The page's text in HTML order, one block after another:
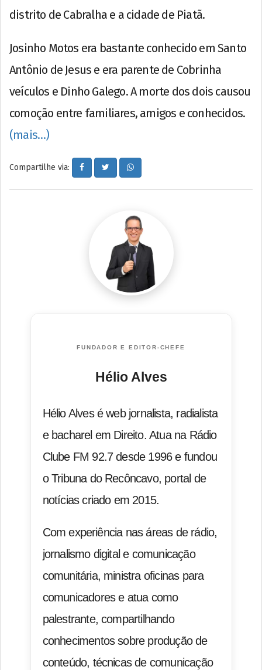
distrito de Cabralha e a cidade de Piatã.
Josinho Motos era bastante conhecido em Santo
Antônio de Jesus e era parente de Cobrinha
veículos e Dinho Galego. A morte dos dois causou
comoção entre familiares, amigos e conhecidos.
(mais…)
Compartilhe via:
FUNDADOR E EDITOR-CHEFE
Hélio Alves
Hélio Alves é web jornalista, radialista
e bacharel em Direito. Atua na Rádio
Clube FM 92.7 desde 1996 e fundou
o Tribuna do Recôncavo, portal de
notícias criado em 2015.
Com experiência nas áreas de rádio,
jornalismo digital e comunicação
comunitária, ministra oficinas para
comunicadores e atua como
palestrante, compartilhando
conhecimentos sobre produção de
conteúdo, técnicas de comunicação